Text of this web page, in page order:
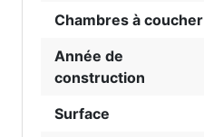
Chambres à coucher
Année de
construction
Surface